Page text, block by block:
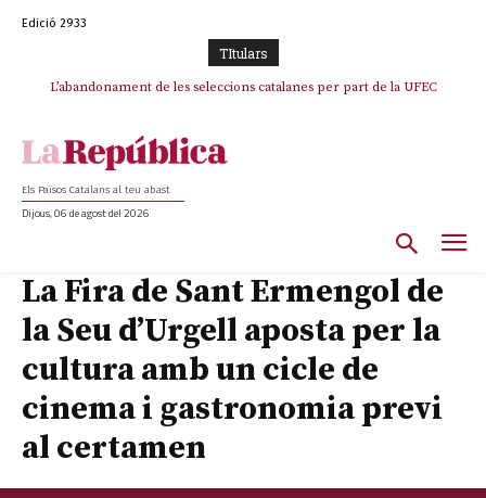
Edició 2933
TItulars
L’abandonament de les seleccions catalanes per part de la UFEC
Els Països Catalans al teu abast
Dijous, 06 de agost del 2026
La Fira de Sant Ermengol de
la Seu d’Urgell aposta per la
cultura amb un cicle de
cinema i gastronomia previ
al certamen